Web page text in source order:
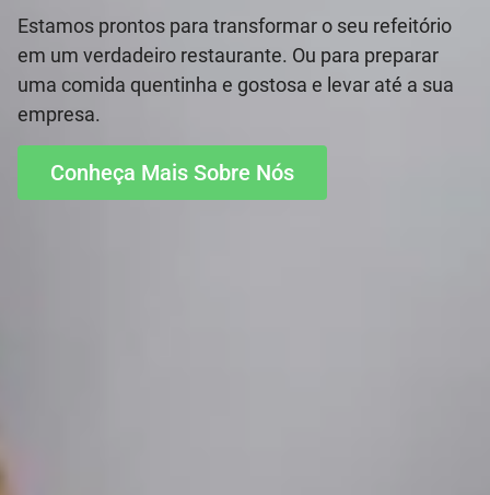
Estamos prontos para transformar o seu refeitório
em um verdadeiro restaurante. Ou para preparar
uma comida quentinha e gostosa e levar até a sua
empresa.
Conheça Mais Sobre Nós